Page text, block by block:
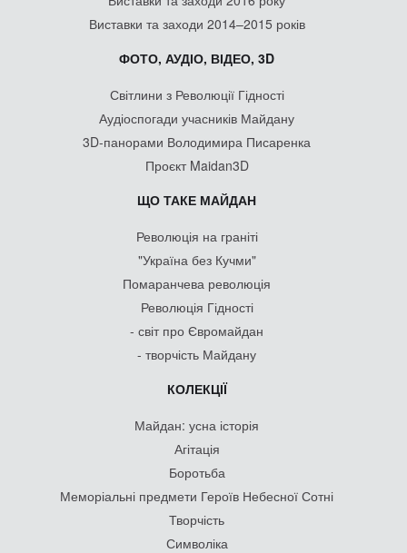
Виставки та заходи 2014–2015 років
ФОТО, АУДІО, ВІДЕО, 3D
Світлини з Революції Гідності
Аудіоспогади учасників Майдану
3D-панорами Володимира Писаренка
Проєкт Maidan3D
ЩО ТАКЕ МАЙДАН
Революція на граніті
"Україна без Кучми"
Помаранчева революція
Революція Гідності
- світ про Євромайдан
- творчість Майдану
КОЛЕКЦІЇ
Майдан: усна історія
Агітація
Боротьба
Меморіальні предмети Героїв Небесної Сотні
Творчість
Символіка